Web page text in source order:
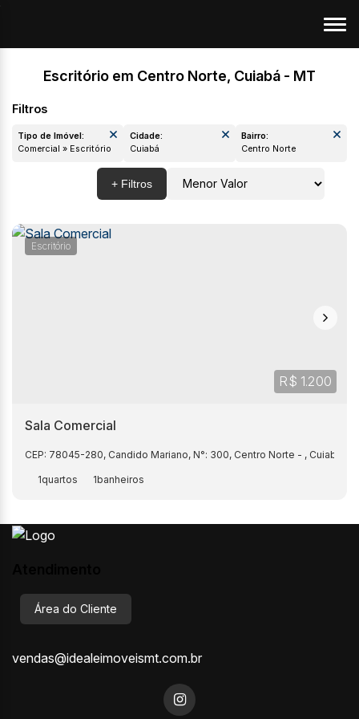
Escritório em Centro Norte, Cuiabá - MT
Tipo de Imóvel:
Comercial » Escritório
Cidade:
Cuiabá
Bairro:
Escritório
R$ 1.200
Sala Comercial
CEP: 78045-280, Candido Mariano, N°: 300, Centro Norte , Cuiabá
1 1
Área do Cliente
vendas@idealeimoveismt.com.br